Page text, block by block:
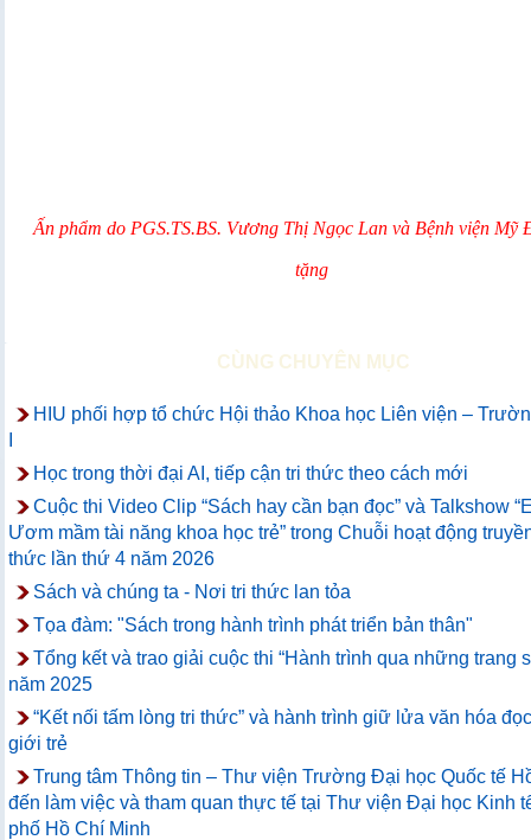
Ấn phẩm do PGS.TS.BS. Vương Thị Ngọc Lan và Bệnh viện Mỹ
tặng
CÙNG CHUYÊN MỤC
HIU phối hợp tổ chức Hội thảo Khoa học Liên viện –
Học trong thời đại AI, tiếp cận tri thức theo cách mới
Cuộc thi Video Clip “Sách hay cần bạn đọc” và Talkshow
Ươm mầm tài năng khoa học trẻ” trong Chuỗi hoạt động
thức lần thứ 4 năm 2026
Sách và chúng ta - Nơi tri thức lan tỏa
Tọa đàm: "Sách trong hành trình phát triển bản thân"
Tổng kết và trao giải cuộc thi “Hành trình qua những trang
năm 2025
“Kết nối tấm lòng tri thức” và hành trình giữ lửa văn hóa
giới trẻ
Trung tâm Thông tin – Thư viện Trường Đại học Quốc tế
đến làm việc và tham quan thực tế tại Thư viện Đại học Kinh
phố Hồ Chí Minh